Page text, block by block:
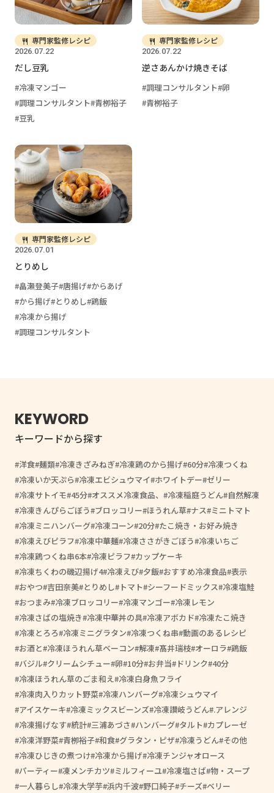
2026.07.22
専門家監修レシピ
だし豆乳
冷凍マンゴー
調理コンサルタント 青栁裕子
豆乳
2026.07.22
専門家監修レシピ
逆さあんかけ焼きそば
調理コンサルタント 卵
青栁裕子
2026.07.01
専門家監修レシピ
とりめし
畠瀬登美子 唐揚げ からあげ
から揚げ とりめし 鶏飯
冷凍から揚げ
調理コンサルタント
KEYWORD
キーワードから探す
洋食 麺類 冷凍きざみねぎ 冷凍鶏のから揚げ 60分 冷凍つくね
冷凍いか天ぷら 冷凍エビシュウマイ ホワイトデー ゼリー
冷凍サトイモ 45分 オススメ冷凍食品、 冷凍稲庭うどん 自然解凍
冷凍きんぴらごぼう ブロッコリー ほうれん草 ナス ミニトマト
冷凍ミニハンバーグ 冷凍コーン 20分 たこ焼き・お好み焼き
冷凍えびピラフ 冷凍中華麺 冷凍ささがきごぼう 冷凍いちご
冷凍鶏つくね串6本 冷凍ピラフ カップケーキ
冷凍ちくわの磯辺揚げ4 冷凍えび 夕飯 おすすめ冷凍食品 表示
おやつ 吉田奈美 とりめし トマト シーフードミックス 冷凍塩鮭
おつまみ 冷凍ブロッコリー 冷凍マンゴー 冷凍レモン
冷凍さばの塩焼き 冷凍中華丼の具 冷凍アボカド 冷凍たこ焼き
冷凍とろろ 冷凍ミニグラタン 冷凍つくね串 動画のあるレシピ
お酒と 冷凍ほうれん草ベーコン 解凍 髙井瑞枝 オーロラ 鶏飯
バジル クリームシチュー 卵 10分 お弁当 ドリンク 40分
冷凍ほうれん草のごま和え 冷凍白身魚フライ
冷凍肉入りカット野菜 冷凍ハンバーグ 冷凍シュウマイ
アイスケーキ 冷凍ミックスビーンズ 冷凍讃岐うどん .アレンジ
冷凍揚げなす 統計 三浦あづさ ハンバーグ タルト カプレーゼ
冷凍洋野菜 青栁裕子 和食 グラタン・ピザ 冷凍うどん その他
冷凍ひじきの煮つけ 冷凍から揚げ 冷凍チンジャオロース
パーティー 凍メンチカツ ミルフィーユ 冷凍塩さば 物・スープ
一人暮らし 冷凍大学芋 浜内千波 野口純子 チーズ ベリー